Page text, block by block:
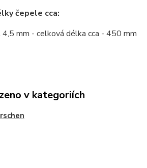
čepele cca:
mm - celková délka cca - 450 mm
v kategoriích